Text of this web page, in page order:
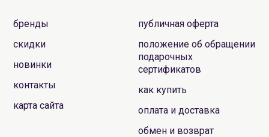
бренды
скидки
новинки
контакты
карта сайта
публичная оферта
положение об обращении
подарочных
сертификатов
как купить
оплата и доставка
обмен и возврат